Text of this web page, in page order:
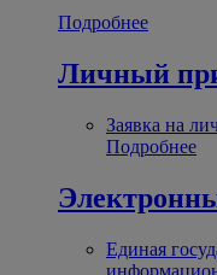
Подробнее
Личный
Заявка на
Подробнее
Единая